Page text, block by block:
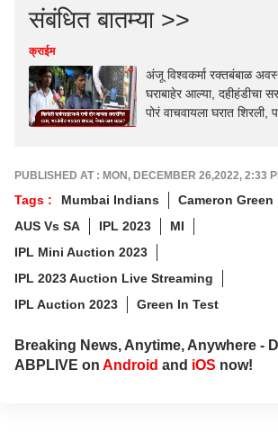
संबंधित बातम्या >>
क्राईम
अंजू विश्वकर्मा रक्तबंबाळ
घराबाहेर आल्या, दहीहंडीचा
पोरं वाचवायला घरात
PUBLISHED AT : MON, DECEMBER 26,2022, 2:33
Tags : Mumbai Indians
Cameron Green
AUS Vs SA
IPL 2023
MI
IPL Mini Auction 2023
IPL 2023 Auction Live Streaming
IPL Auction 2023
Green In Test
Breaking News, Anytime, Anywhere -
ABPLIVE on Android and iOS now!